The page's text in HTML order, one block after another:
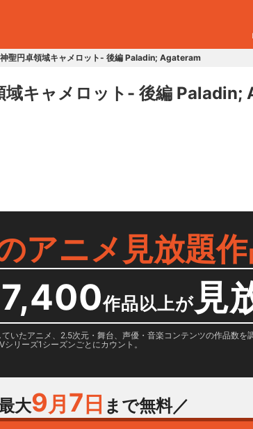
聖円卓領域キャメロット- 後編 Paladin; Agateram
キャメロット- 後編 Paladin;
アニメ見放題
7,400作品以上が 見
いたアニメ、2.5次元・舞台、声優・音楽コンテンツの作品数を
リーズ1シーズンごとにカウント。
大9月 7 日 まで無料／